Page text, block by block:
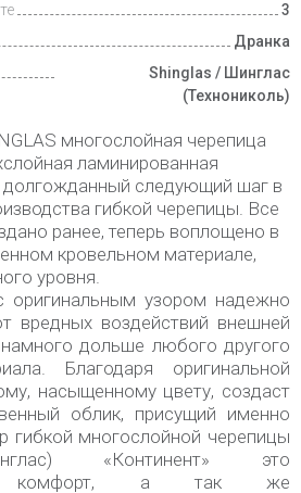
3
Дранка
Shinglas / Шинглас
(Технониколь)
многослойная черепица
ламинированная
долгожданный следующий шаг в
гибкой черепицы. Все
ранее, теперь воплощено в
кровельном материале,
уровня.
оригинальным узором надежно
вредных воздействий внешней
дольше любого другого
Благодаря оригинальной
насыщенному цвету, создаст
облик, присущий именно
многослойной черепицы
«Континент» это
комфорт, а так же